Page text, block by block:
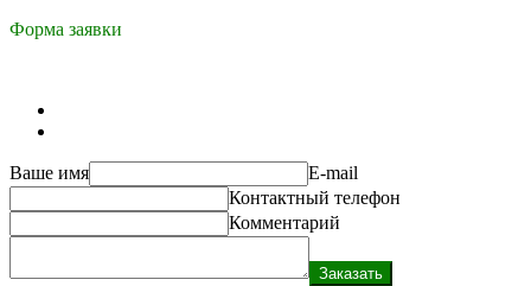
Форма заявки
Ваше имя
E-mail
Контактный телефон
Комментарий
Заказать